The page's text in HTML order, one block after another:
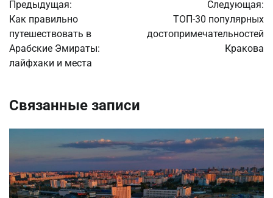
по
записям
Предыдущая:
Как правильно
путешествовать в
Арабские Эмираты:
лайфхаки и места
Следующая:
ТОП-30 популярных
достопримечательностей
Кракова
Связанные записи